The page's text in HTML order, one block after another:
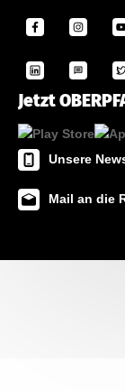
Jetzt
Unsere
Mail an die